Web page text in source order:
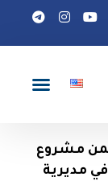
ضمن مشروع
– محافظة تعز.
ضمن مشروع
في مديرية